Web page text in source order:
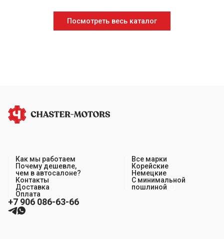
Посмотреть весь каталог
Как мы работаем
Почему дешевле,
чем в автосалоне?
Контакты
Доставка
Оплата
Все марки
Корейские
Немецкие
С минимальной
пошлиной
+7 906 086-63-66